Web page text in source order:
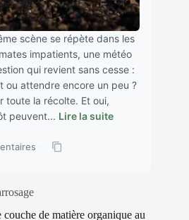
scène se répète dans les
impatients, une météo
qui revient sans cesse :
ou attendre encore un peu ?
toute la récolte. Et oui,
peuvent... Lire la suite
·
de matière organique au